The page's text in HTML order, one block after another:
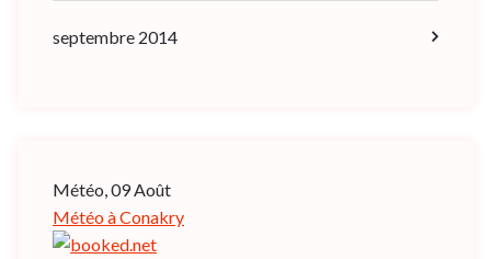
septembre 2014
Météo, 09 Août
Météo à Conakry